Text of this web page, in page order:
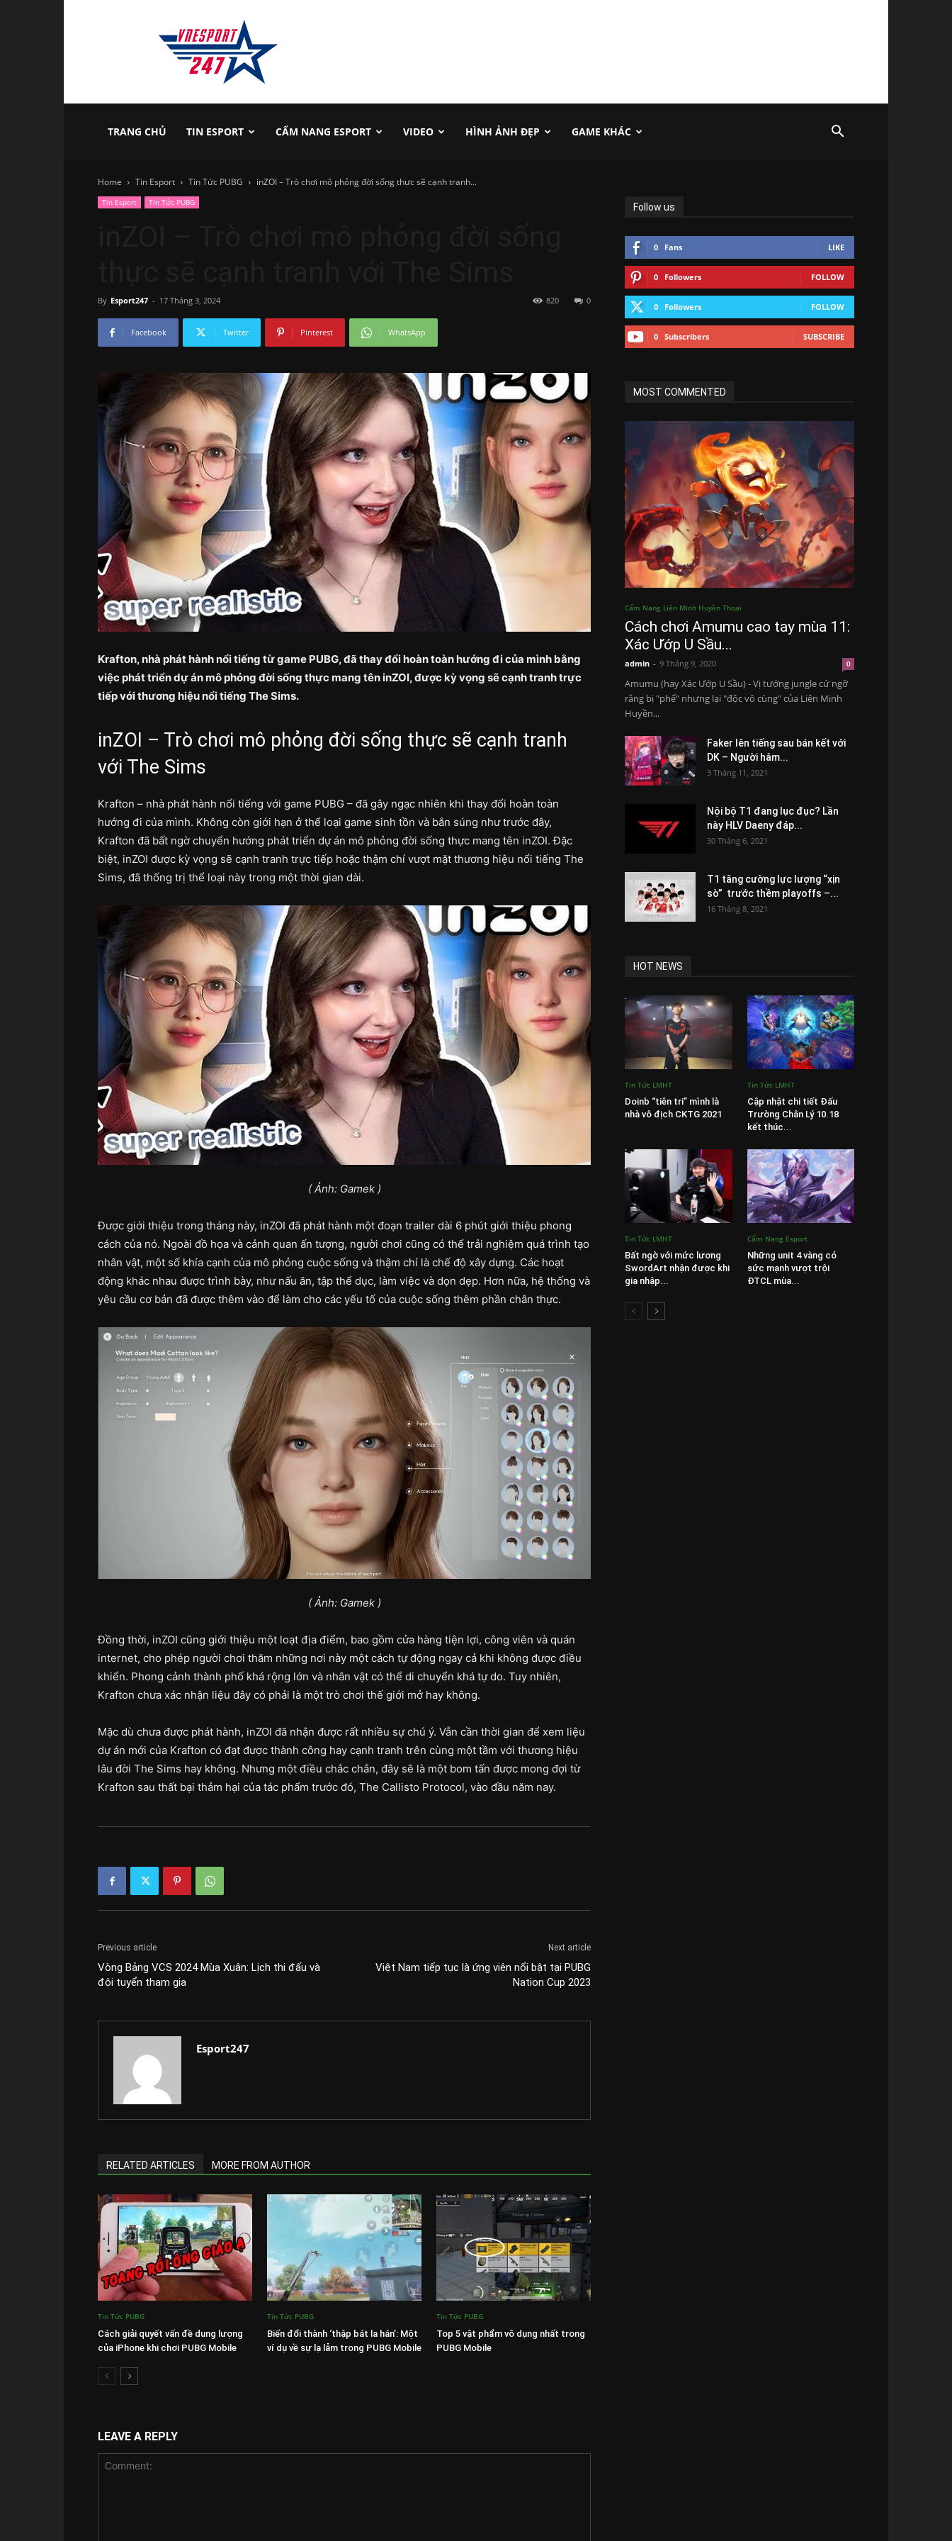
vnesport247
TRANG CHỦ TIN ESPORT CẨM NANG ESPORT VIDEO HÌNH ẢNH ĐẸP GAME KHÁC
Home Tin Esport Tin Tức PUBG inZOI – Trò chơi mô phỏng đời sống thực sẽ cạnh tranh...
Tin Esport Tin Tức PUBG
By Esport247 - 17 Tháng 3, 2024 0
820
Facebook Twitter Pinterest WhatsApp
Krafton, nhà phát hành nổi tiếng từ game PUBG, đã thay đổi hoàn toàn hướng đi của mình bằng
việc phát triển dự án mô phỏng đời sống thực mang tên inZOI, được kỳ vọng sẽ cạnh tranh trực
tiếp với thương hiệu nổi tiếng The Sims.
inZOI – Trò chơi mô phỏng đời sống thực sẽ cạnh tranh
với The Sims
Krafton – nhà phát hành nổi tiếng với game PUBG – đã gây ngạc nhiên khi thay đổi hoàn toàn
hướng đi của mình. Không còn giới hạn ở thể loại game sinh tồn và bắn súng như trước đây,
Krafton đã bất ngờ chuyển hướng phát triển dự án mô phỏng đời sống thực mang tên inZOI. Đặc
biệt, inZOI được kỳ vọng sẽ cạnh tranh trực tiếp hoặc thậm chí vượt mặt thương hiệu nổi tiếng The
Sims, đã thống trị thể loại này trong một thời gian dài.
( Ảnh: Gamek )
Được giới thiệu trong tháng này, inZOI đã phát hành một đoạn trailer dài 6 phút giới thiệu phong
cách của nó. Ngoài đồ họa và cảnh quan ấn tượng, người chơi cũng có thể trải nghiệm quá trình tạo
nhân vật, một số khía cạnh của mô phỏng cuộc sống và thậm chí là chế độ xây dựng. Các hoạt
động khác nhau được trình bày, như nấu ăn, tập thể dục, làm việc và dọn dẹp. Hơn nữa, hệ thống và
yêu cầu cơ bản đã được thêm vào để làm cho các yếu tố của cuộc sống thêm phần chân thực.
( Ảnh: Gamek )
Đồng thời, inZOI cũng giới thiệu một loạt địa điểm, bao gồm cửa hàng tiện lợi, công viên và quán
internet, cho phép người chơi thăm những nơi này một cách tự động ngay cả khi không được điều
khiển. Phong cảnh thành phố khá rộng lớn và nhân vật có thể di chuyển khá tự do. Tuy nhiên,
Krafton chưa xác nhận liệu đây có phải là một trò chơi thế giới mở hay không.
Mặc dù chưa được phát hành, inZOI đã nhận được rất nhiều sự chú ý. Vẫn cần thời gian để xem liệu
dự án mới của Krafton có đạt được thành công hay cạnh tranh trên cùng một tầm với thương hiệu
lâu đời The Sims hay không. Nhưng một điều chắc chắn, đây sẽ là một bom tấn được mong đợi từ
Krafton sau thất bại thảm hại của tác phẩm trước đó, The Callisto Protocol, vào đầu năm nay.
Previous article
Vòng Bảng VCS 2024 Mùa Xuân: Lịch thi đấu và
đội tuyển tham gia
Next article
Việt Nam tiếp tục là ứng viên nổi bật tại PUBG
Nation Cup 2023
Esport247
RELATED ARTICLES MORE FROM AUTHOR
Tin Tức PUBG
Cách giải quyết vấn đề dung lượng
của iPhone khi chơi PUBG Mobile
Tin Tức PUBG
Biến đổi thành ‘thập bát la hán’: Một
ví dụ về sự lạ lẫm trong PUBG Mobile
Tin Tức PUBG
Top 5 vật phẩm vô dụng nhất trong
PUBG Mobile
LEAVE A REPLY
Follow us
0 Fans LIKE
0 Followers FOLLOW
0 Followers FOLLOW
0 Subscribers SUBSCRIBE
MOST COMMENTED
Cẩm Nang Liên Minh Huyền Thoại
Cách chơi Amumu cao tay mùa 11:
Xác Ướp U Sầu...
admin - 9 Tháng 9, 2020 0
Amumu (hay Xác Ướp U Sầu) - Vị tướng jungle cứ ngỡ
rằng bị "phế" nhưng lại "độc vô cùng" của Liên Minh
Huyền...
Faker lên tiếng sau bán kết với
DK – Người hâm...
3 Tháng 11, 2021
Nội bộ T1 đang lục đục? Lần
này HLV Daeny đáp...
30 Tháng 6, 2021
T1 tăng cường lực lượng “xịn
sò” trước thềm playoffs –...
16 Tháng 8, 2021
HOT NEWS
Tin Tức LMHT
Doinb “tiên tri” mình là
nhà vô địch CKTG 2021
Tin Tức LMHT
Cập nhật chi tiết Đấu
Trường Chân Lý 10.18
kết thúc...
Tin Tức LMHT
Bất ngờ với mức lương
SwordArt nhận được khi
gia nhập...
Cẩm Nang Esport
Những unit 4 vàng có
sức mạnh vượt trội
ĐTCL mùa...